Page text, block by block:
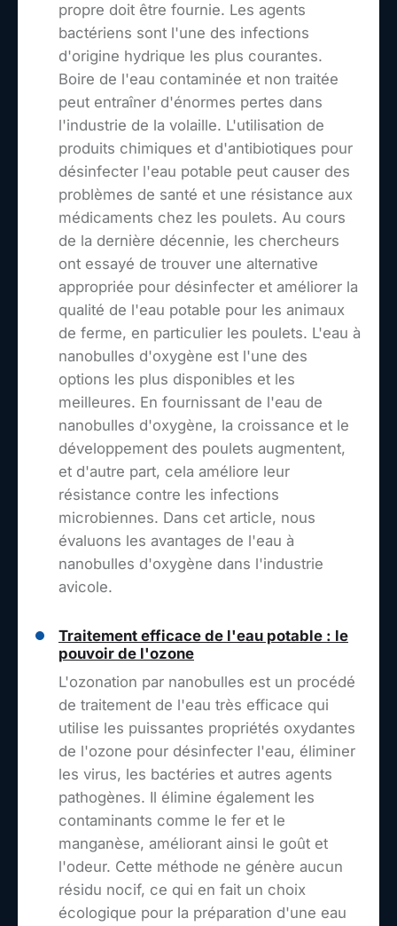
propre doit être fournie. Les agents
bactériens sont l'une des infections
d'origine hydrique les plus courantes.
Boire de l'eau contaminée et non traitée
peut entraîner d'énormes pertes dans
l'industrie de la volaille. L'utilisation de
produits chimiques et d'antibiotiques pour
désinfecter l'eau potable peut causer des
problèmes de santé et une résistance aux
médicaments chez les poulets. Au cours
de la dernière décennie, les chercheurs
ont essayé de trouver une alternative
appropriée pour désinfecter et améliorer la
qualité de l'eau potable pour les animaux
de ferme, en particulier les poulets. L'eau à
nanobulles d'oxygène est l'une des
options les plus disponibles et les
meilleures. En fournissant de l'eau de
nanobulles d'oxygène, la croissance et le
développement des poulets augmentent,
et d'autre part, cela améliore leur
résistance contre les infections
microbiennes. Dans cet article, nous
évaluons les avantages de l'eau à
nanobulles d'oxygène dans l'industrie
avicole.
Traitement efficace de l'eau potable : le
pouvoir de l'ozone
L'ozonation par nanobulles est un procédé
de traitement de l'eau très efficace qui
utilise les puissantes propriétés oxydantes
de l'ozone pour désinfecter l'eau, éliminer
les virus, les bactéries et autres agents
pathogènes. Il élimine également les
contaminants comme le fer et le
manganèse, améliorant ainsi le goût et
l'odeur. Cette méthode ne génère aucun
résidu nocif, ce qui en fait un choix
écologique pour la préparation d'une eau